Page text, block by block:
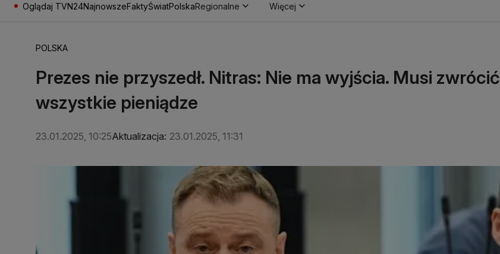
Oglądaj TVN24NajnowszeFaktyŚwiatPolskaRegionalne Więcej
POLSKA
Prezes nie przyszedł. Nitras: Nie ma wyjścia. Musi zwrócić
wszystkie pieniądze
23.01.2025, 10:25Aktualizacja: 23.01.2025, 11:31